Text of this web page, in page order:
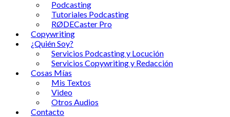
Podcasting
Tutoriales Podcasting
RØDECaster Pro
Copywriting
¿Quién Soy?
Servicios Podcasting y Locución
Servicios Copywriting y Redacción
Cosas Mías
Mis Textos
Video
Otros Audios
Contacto